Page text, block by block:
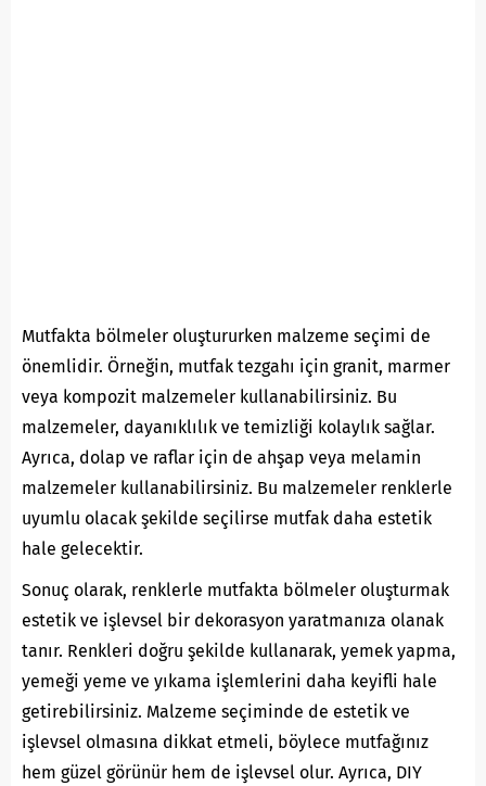
Mutfakta bölmeler oluştururken malzeme seçimi de
önemlidir. Örneğin, mutfak tezgahı için granit, marmer
veya kompozit malzemeler kullanabilirsiniz. Bu
malzemeler, dayanıklılık ve temizliği kolaylık sağlar.
Ayrıca, dolap ve raflar için de ahşap veya melamin
malzemeler kullanabilirsiniz. Bu malzemeler renklerle
uyumlu olacak şekilde seçilirse mutfak daha estetik
hale gelecektir.
Sonuç olarak, renklerle mutfakta bölmeler oluşturmak
estetik ve işlevsel bir dekorasyon yaratmanıza olanak
tanır. Renkleri doğru şekilde kullanarak, yemek yapma,
yemeği yeme ve yıkama işlemlerini daha keyifli hale
getirebilirsiniz. Malzeme seçiminde de estetik ve
işlevsel olmasına dikkat etmeli, böylece mutfağınız
hem güzel görünür hem de işlevsel olur. Ayrıca, DIY